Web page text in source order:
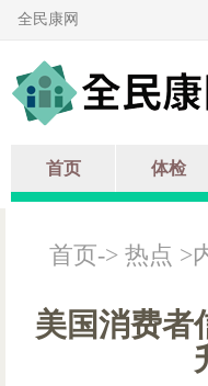
全民康网
首页 体检
首页-> 热点 >
美国消费者